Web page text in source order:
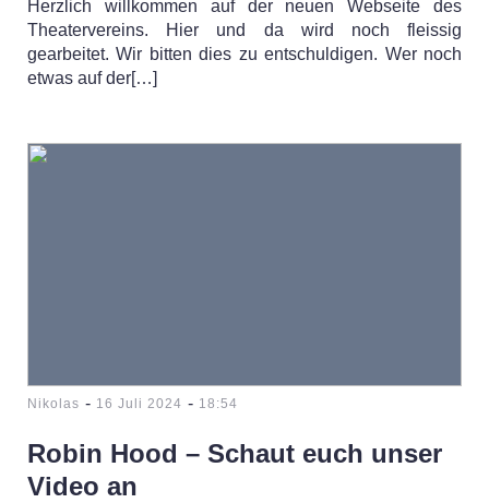
Herzlich willkommen auf der neuen Webseite des
Theatervereins. Hier und da wird noch fleissig
gearbeitet. Wir bitten dies zu entschuldigen. Wer noch
etwas auf der[…]
Nikolas - 16 Juli 2024 - 18:54
Robin Hood – Schaut euch unser
Video an